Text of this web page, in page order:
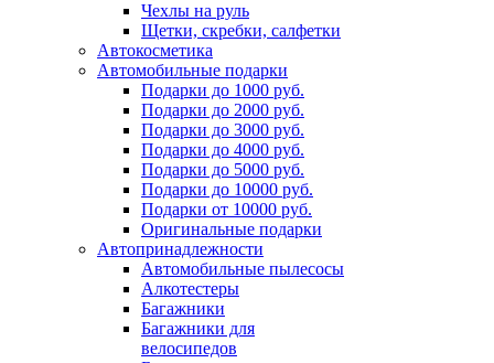
Чехлы на руль
Щетки, скребки, салфетки
Автокосметика
Автомобильные подарки
Подарки до 1000 руб.
Подарки до 2000 руб.
Подарки до 3000 руб.
Подарки до 4000 руб.
Подарки до 5000 руб.
Подарки до 10000 руб.
Подарки от 10000 руб.
Оригинальные подарки
Автопринадлежности
Автомобильные пылесосы
Алкотестеры
Багажники
Багажники для
велосипедов